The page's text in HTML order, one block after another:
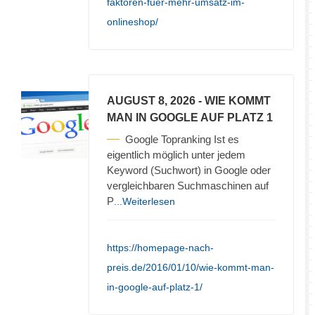
onlineshop/
AUGUST 8, 2026 - WIE KOMMT
MAN IN GOOGLE AUF PLATZ 1
Google Topranking Ist es
eigentlich möglich unter jedem
Keyword (Suchwort) in Google oder
vergleichbaren Suchmaschinen auf
P ...Weiterlesen
https://homepage-nach-
preis.de/2016/01/10/wie-kommt-man-
in-google-auf-platz-1/